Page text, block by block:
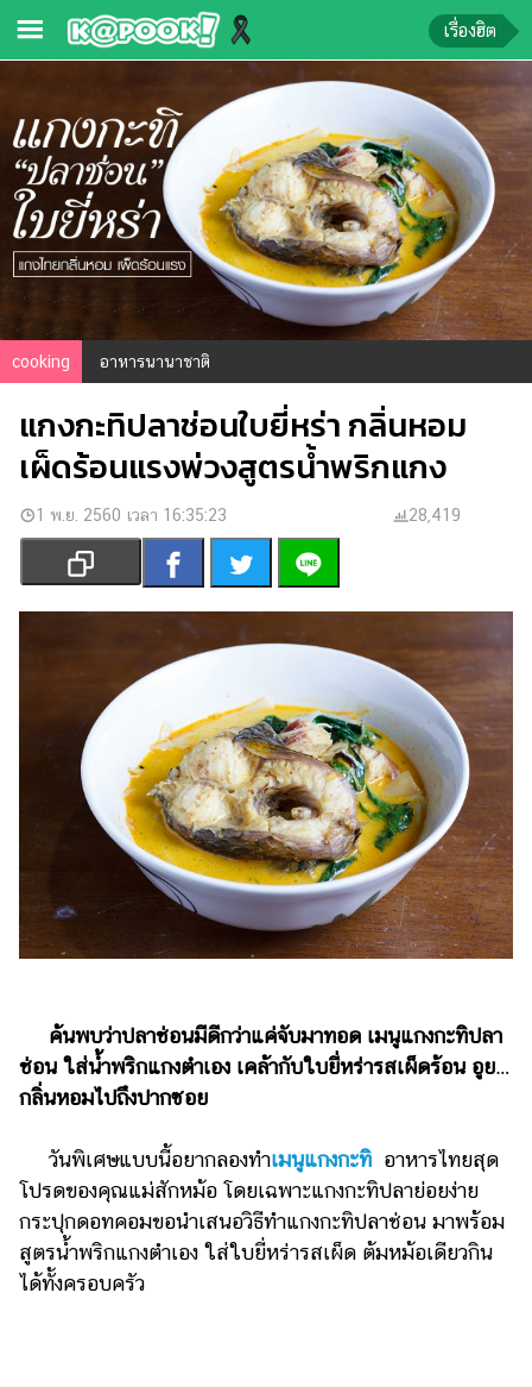
ข่าว-
ความ
รู้
ข่าว
ข่าว
บันเทิง
ตรวจ
หวย
ผล
บอล
สด
การ
เงิน
การ
ศึกษา
รูปภาพ
ละคร
บันเทิง
ไลฟ์
ไตล์
วง
ผู้
หญิง
ผู้ชาย
เรื่องฮิต
cooking อาหารนานาชาติ
แกงกะทิปลาช่อนใบยี่หร่า กลิ่นหอม
เผ็ดร้อนแรงพ่วงสูตรน้ำพริกแกง
1 พ.ย. 2560 เวลา 16:35:23 28,419
ค้นพบว่าปลาช่อนมีดีกว่าแค่จับมาทอด เมนูแกงกะทิปลา
ช่อน ใส่น้ำพริกแกงตำเอง เคล้ากับใบยี่หร่ารสเผ็ดร้อน อูย…
กลิ่นหอมไปถึงปากซอย
วันพิเศษแบบนี้อยากลองทำเมนูแกงกะทิ อาหารไทยสุด
โปรดของคุณแม่สักหม้อ โดยเฉพาะแกงกะทิปลาย่อยง่าย
กระปุกดอทคอมขอนำเสนอวิธีทำแกงกะทิปลาช่อน มาพร้อม
สูตรน้ำพริกแกงตำเอง ใส่ใบยี่หร่ารสเผ็ด ต้มหม้อเดียวกิน
ได้ทั้งครอบครัว